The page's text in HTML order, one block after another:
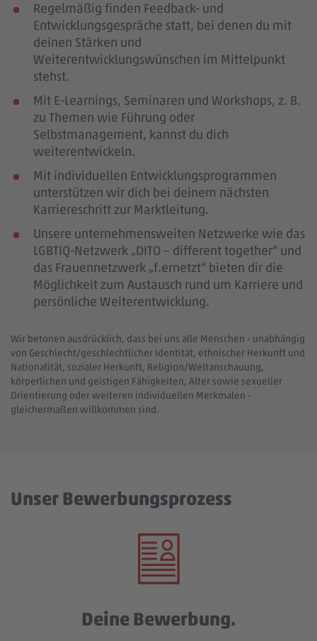
Regelmäßig finden Feedback- und
Entwicklungsgespräche statt, bei denen du mit
deinen Stärken und
Weiterentwicklungswünschen im Mittelpunkt
stehst.
Mit E-Learnings, Seminaren und Workshops, z. B.
zu Themen wie Führung oder
Selbstmanagement, kannst du dich
weiterentwickeln.
Mit individuellen Entwicklungsprogrammen
unterstützen wir dich bei deinem nächsten
Karriereschritt zur Marktleitung.
Unsere unternehmensweiten Netzwerke wie das
LGBTIQ-Netzwerk „DITO – different together“ und
das Frauennetzwerk „f.ernetzt“ bieten dir die
Möglichkeit zum Austausch rund um Karriere und
persönliche Weiterentwicklung.
Wir betonen ausdrücklich, dass bei uns alle Menschen - unabhängig
von Geschlecht/geschlechtlicher Identität, ethnischer Herkunft und
Nationalität, sozialer Herkunft, Religion/Weltanschauung,
körperlichen und geistigen Fähigkeiten, Alter sowie sexueller
Orientierung oder weiteren individuellen Merkmalen -
gleichermaßen willkommen sind.
Unser Bewerbungsprozess
Deine Bewerbung.